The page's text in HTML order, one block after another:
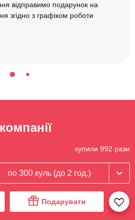
відправимо подарунок на
згідно з графіком роботи
купили 992 рази
по 300 куль (до 2 год.)
Подарувати